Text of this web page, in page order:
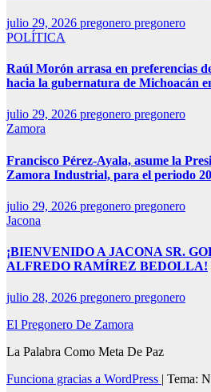
julio 29, 2026 pregonero pregonero
POLÍTICA
Raúl Morón arrasa en preferencias
hacia la gubernatura de Michoacán
julio 29, 2026 pregonero pregonero
Zamora
Francisco Pérez-Ayala, asume la
Zamora Industrial, para el periodo
julio 29, 2026 pregonero pregonero
Jacona
¡BIENVENIDO A JACONA SR.
ALFREDO RAMÍREZ BEDOLLA!
julio 28, 2026 pregonero pregonero
El Pregonero De Zamora
La Palabra Como Meta De Paz
Funciona gracias a WordPress | Tema: